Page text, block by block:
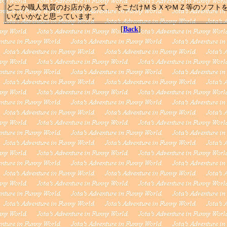
どこか職人気質のお店があって、 そこだけＭＳＸやＭＺ等のソフト
いないかなと思っています。
[Back]